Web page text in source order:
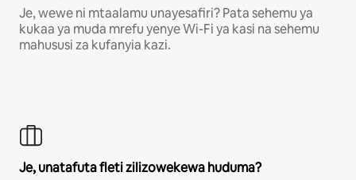
Je, wewe ni mtaalamu unayesafiri? Pata sehemu ya
kukaa ya muda mrefu yenye Wi-Fi ya kasi na sehemu
mahususi za kufanyia kazi.
Je, unatafuta fleti zilizowekewa huduma?